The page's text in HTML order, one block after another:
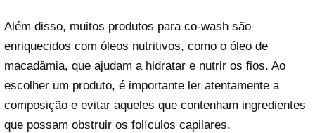
Além disso, muitos produtos para co-wash são
enriquecidos com óleos nutritivos, como o óleo de
macadâmia, que ajudam a hidratar e nutrir os fios. Ao
escolher um produto, é importante ler atentamente a
composição e evitar aqueles que contenham ingredientes
que possam obstruir os folículos capilares.